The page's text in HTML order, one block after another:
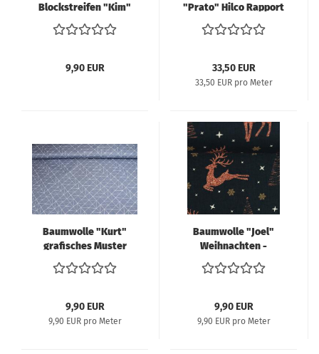
Blockstreifen "Kim"
9,90 EUR
"Prato" Hilco Rapport
= 80cm
33,50 EUR
33,50 EUR pro Meter
Baumwolle "Kurt"
grafisches Muster
graublau - Swafing
9,90 EUR
9,90 EUR pro Meter
Baumwolle "Joel"
Weihnachten -
Rentiere kupfer
9,90 EUR
9,90 EUR pro Meter